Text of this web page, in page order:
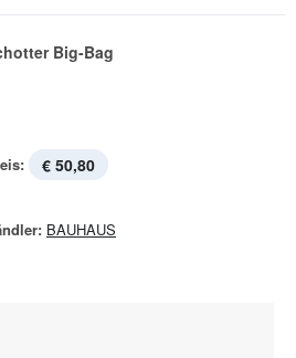
Big-Bag
€ 50,80
BAUHAUS